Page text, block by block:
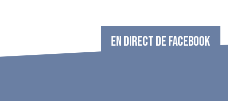
EN DIRECT DE FACEBOOK